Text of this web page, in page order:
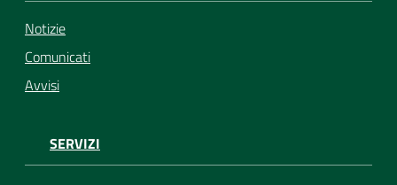
Notizie
Comunicati
Avvisi
SERVIZI